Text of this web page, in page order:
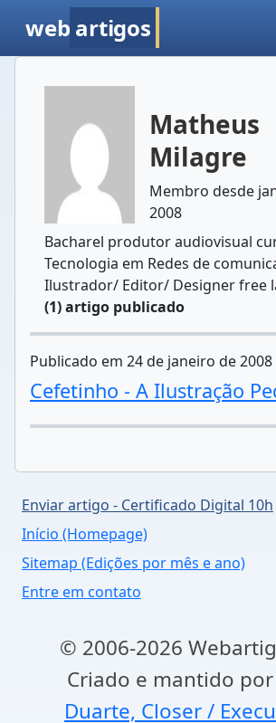
web artigos
Matheus
Milagre
Membro desde
2008
Bacharel produtor audiovisual
Tecnologia em Redes de
Ilustrador/ Editor/ Designer free
(1) artigo publicado
Publicado em 24 de janeiro de 2008
Cefetinho - A Ilustração
Enviar artigo - Certificado Digital 10h
Início (Homepage)
Sitemap (Edições por mês e ano)
Entre em contato
© 2006-2026
Criado e mantido por
Duarte, Closer /